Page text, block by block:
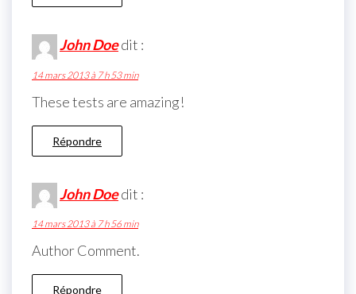
John Doedit :
14 mars 2013 à 7 h 53 min
These tests are amazing!
Répondre
John Doedit :
14 mars 2013 à 7 h 56 min
Author Comment.
Répondre